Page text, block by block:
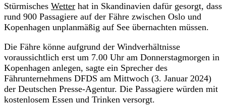
Stürmisches Wetter hat in Skandinavien dafür gesorgt, dass
rund 900 Passagiere auf der Fähre zwischen Oslo und
Kopenhagen unplanmäßig auf See übernachten müssen.
Die Fähre könne aufgrund der Windverhältnisse
voraussichtlich erst um 7.00 Uhr am Donnerstagmorgen in
Kopenhagen anlegen, sagte ein Sprecher des
Fährunternehmens DFDS am Mittwoch (3. Januar 2024)
der Deutschen Presse-Agentur. Die Passagiere würden mit
kostenlosem Essen und Trinken versorgt.